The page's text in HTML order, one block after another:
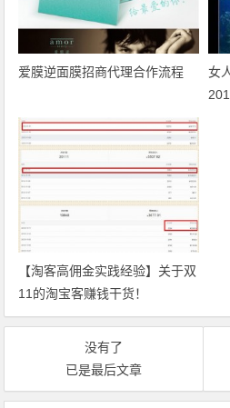
爱膜逆面膜招商代理合作流程
女
【淘客高佣金实践经验】关于双
11的淘宝客赚钱干货！
没有了
已是最后文章